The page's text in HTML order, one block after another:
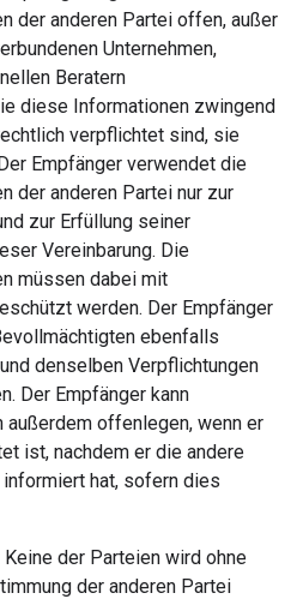
der anderen Partei offen, außer
Unternehmen,
Beratern
diese Informationen zwingend
verpflichtet sind, sie
Empfänger verwendet die
der anderen Partei nur zur
zur Erfüllung seiner
Vereinbarung. Die
müssen dabei mit
werden. Der Empfänger
ebenfalls
denselben Verpflichtungen
Der Empfänger kann
offenlegen, wenn er
ist, nachdem er die andere
hat, sofern dies
Keine der Parteien wird ohne
der anderen Partei